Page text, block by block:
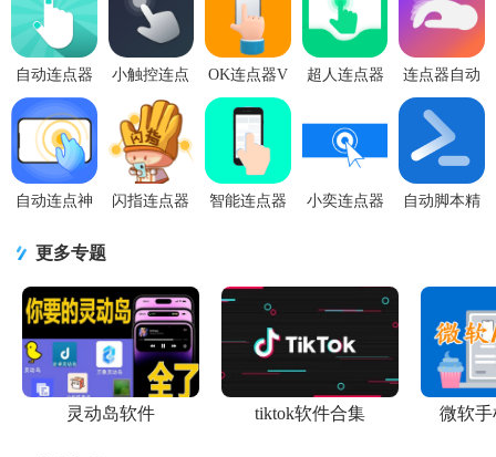
您实现短时间内快速连续点击，也能够智能提示用户电脑写脚本、
手机写脚本教程，以及提供全面的标准库函数。无论是触摸..
自动连点器
app1.0.2安卓
版
小触控连点
器v26.07.19
最新版
OK连点器V
1.0最新版
超人连点器
连点器自动
点击助手
v6.0.5安卓
最新版
自动连点神
版
闪指连点器
智能连点器
小奕连点器
自动脚本精
更多专题
灵动岛软件 tiktok软件合集 微软手